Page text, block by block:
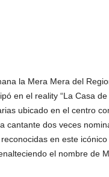
la Mera Mera del
en el reality “La Casa
ubicado en el centro
cantante dos veces
en este
el nombre de